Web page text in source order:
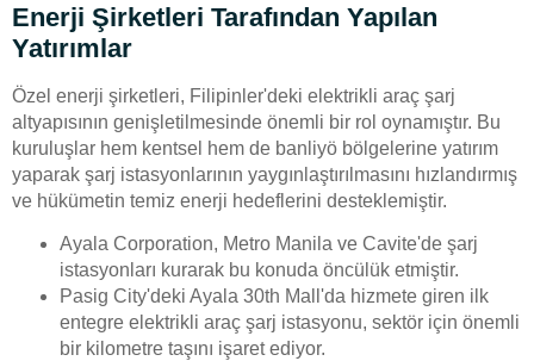
Enerji Şirketleri Tarafından Yapılan
Yatırımlar
Özel enerji şirketleri, Filipinler'deki elektrikli araç şarj
altyapısının genişletilmesinde önemli bir rol oynamıştır. Bu
kuruluşlar hem kentsel hem de banliyö bölgelerine yatırım
yaparak şarj istasyonlarının yaygınlaştırılmasını hızlandırmış
ve hükümetin temiz enerji hedeflerini desteklemiştir.
Ayala Corporation, Metro Manila ve Cavite'de şarj
istasyonları kurarak bu konuda öncülük etmiştir.
Pasig City'deki Ayala 30th Mall'da hizmete giren ilk
entegre elektrikli araç şarj istasyonu, sektör için önemli
bir kilometre taşını işaret ediyor.